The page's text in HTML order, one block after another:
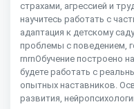
страхами, агрессией и
научитесь работать с
адаптация к детскому
проблемы с поведением,
rnrnОбучение построено
будете работать с
опытных наставников.
развития,